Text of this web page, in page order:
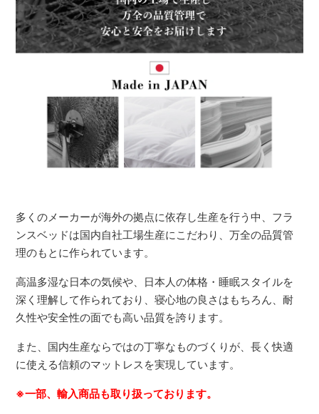
多くのメーカーが海外の拠点に依存し生産を行う中、フラ
ンスベッドは国内自社工場生産にこだわり、万全の品質管
理のもとに作られています。
高温多湿な日本の気候や、日本人の体格・睡眠スタイルを
深く理解して作られており、寝心地の良さはもちろん、耐
久性や安全性の面でも高い品質を誇ります。
また、国内生産ならではの丁寧なものづくりが、長く快適
に使える信頼のマットレスを実現しています。
※一部、輸入商品も取り扱っております。